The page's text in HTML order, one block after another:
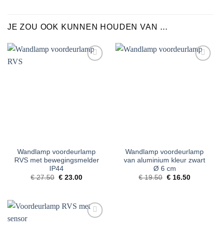
JE ZOU OOK KUNNEN HOUDEN VAN …
Wandlamp voordeurlamp
RVS met bewegingsmelder
IP44
€27.50 Oorspronkelijke
€23.00Huidige
Wandlamp voordeurlamp
van aluminium kleur zwart
Ø 6 cm
€19.50 Oorspronkelijke
€16.50Huidige